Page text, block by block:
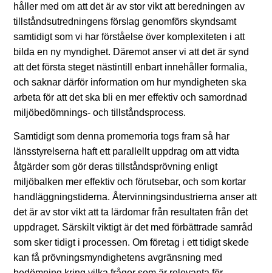
håller med om att det är av stor vikt att beredningen av
tillståndsutredningens förslag genomförs skyndsamt
samtidigt som vi har förståelse över komplexiteten i att
bilda en ny myndighet. Däremot anser vi att det är synd
att det första steget nästintill enbart innehåller formalia,
och saknar därför information om hur myndigheten ska
arbeta för att det ska bli en mer effektiv och samordnad
miljöbedömnings- och tillståndsprocess.
Samtidigt som denna promemoria togs fram så har
länsstyrelserna haft ett parallellt uppdrag om att vidta
åtgärder som gör deras tillståndsprövning enligt
miljöbalken mer effektiv och förutsebar, och som kortar
handläggningstiderna. Återvinningsindustrierna anser att
det är av stor vikt att ta lärdomar från resultaten från det
uppdraget. Särskilt viktigt är det med förbättrade samråd
som sker tidigt i processen. Om företag i ett tidigt skede
kan få prövningsmyndighetens avgränsning med